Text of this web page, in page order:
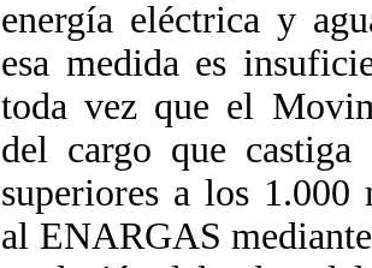
energía eléctrica y
esa medida es
toda vez que el
del cargo que castiga
superiores a los 1.000
al ENARGAS